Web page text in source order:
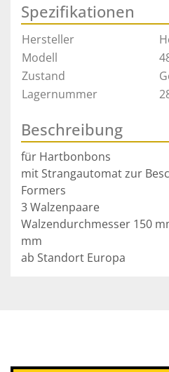
Spezifikationen
Hersteller
Modell
Zustand
Lagernummer
Beschreibung
für Hartbonbons
mit Strangautomat zur
Formers
3 Walzenpaare
Walzendurchmesser 150
mm
ab Standort Europa